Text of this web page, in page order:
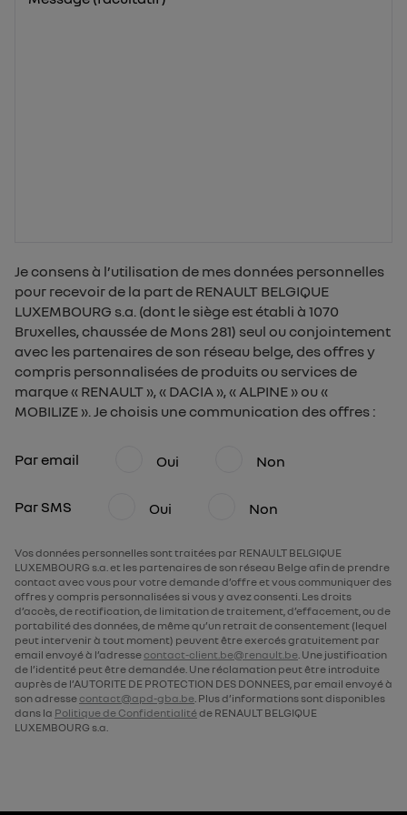
Je consens à l’utilisation de mes données personnelles
pour recevoir de la part de RENAULT BELGIQUE
LUXEMBOURG s.a. (dont le siège est établi à 1070
Bruxelles, chaussée de Mons 281) seul ou conjointement
avec les partenaires de son réseau belge, des offres y
compris personnalisées de produits ou services de
marque « RENAULT », « DACIA », « ALPINE » ou «
MOBILIZE ». Je choisis une communication des offres :
Par email Oui Non
Par SMS Oui Non
Vos données personnelles sont traitées par RENAULT BELGIQUE
LUXEMBOURG s.a. et les partenaires de son réseau Belge afin de prendre
contact avec vous pour votre demande d’offre et vous communiquer des
offres y compris personnalisées si vous y avez consenti. Les droits
d’accès, de rectification, de limitation de traitement, d’effacement, ou de
portabilité des données, de même qu’un retrait de consentement (lequel
peut intervenir à tout moment) peuvent être exercés gratuitement par
email envoyé à l’adresse contact-client.be@renault.be. Une justification
de l’identité peut être demandée. Une réclamation peut être introduite
auprès de l’AUTORITE DE PROTECTION DES DONNEES, par email envoyé à
son adresse contact@apd-gba.be. Plus d’informations sont disponibles
dans la Politique de Confidentialitéde RENAULT BELGIQUE
LUXEMBOURG s.a.